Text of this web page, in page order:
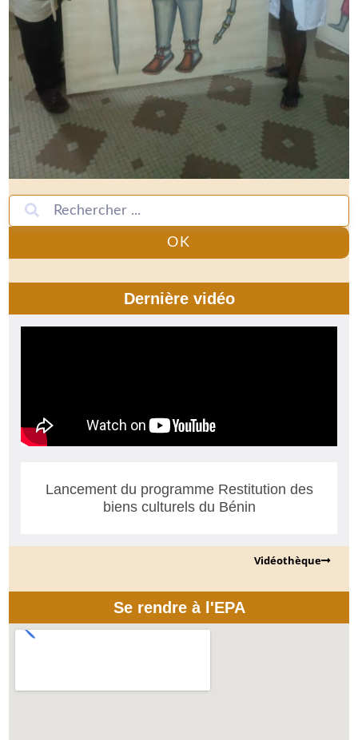
OK
Dernière vidéo
Lancement du programme Restitution des
biens culturels du Bénin
Vidéothèque
Se rendre à l'EPA